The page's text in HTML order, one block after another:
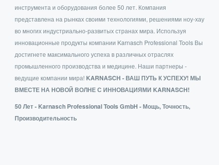
инструмента и оборудования более 50 лет. Компания
представлена на рынках своими технологиями, решениями ноу-хау
во многих индустриально-развитых странах мира. Используя
инновационные продукты компании Karnasch Professional Tools Вы
достигнете максимального успеха в различных отраслях
промышленного производства и медицине. Наши партнеры -
ведущие компании мира! KARNASCH - ВАШ ПУТЬ К УСПЕХУ! МЫ
ВМЕСТЕ НА НОВОЙ ВОЛНЕ С ИННОВАЦИЯМИ KARNASCH!
50 Лет - Karnasch Professional Tools GmbH - Мощь, Точность,
Производительность